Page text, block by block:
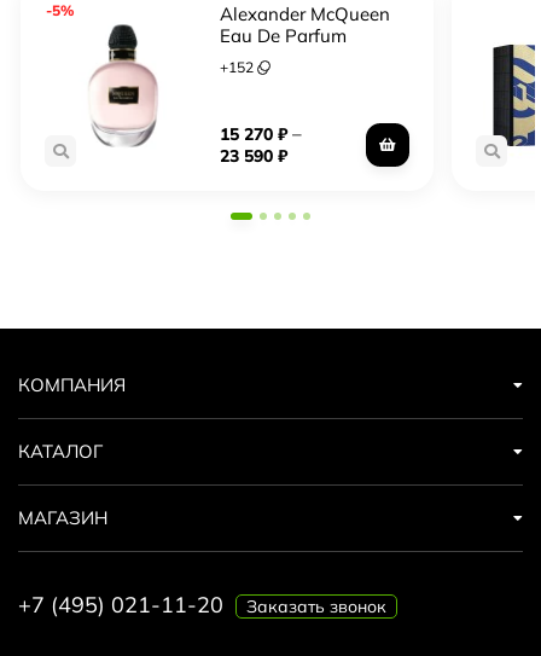
-5%
Alexander McQueen
Eau De Parfum
+152
15 270₽–
23 590₽
КОМПАНИЯ
КАТАЛОГ
МАГАЗИН
+7 (495) 021-11-20 Заказать звонок